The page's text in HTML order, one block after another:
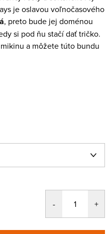
je oslavou voľnočasového
, preto bude jej doménou
si pod ňu stačí dať tričko.
a môžete túto bundu